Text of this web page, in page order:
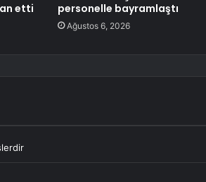
etti
personelle bayramlaştı
Ağustos 6, 2026